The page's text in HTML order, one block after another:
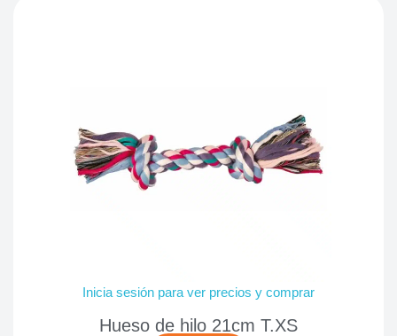
Inicia sesión para ver precios y comprar
Hueso de hilo 21cm T.XS